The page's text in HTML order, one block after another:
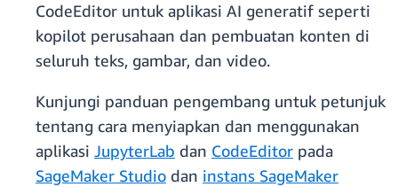
CodeEditor untuk aplikasi AI generatif seperti
kopilot perusahaan dan pembuatan konten di
seluruh teks, gambar, dan video.
Kunjungi panduan pengembang untuk petunjuk
tentang cara menyiapkan dan menggunakan
aplikasi JupyterLab dan CodeEditor pada
SageMaker Studio dan instans SageMaker